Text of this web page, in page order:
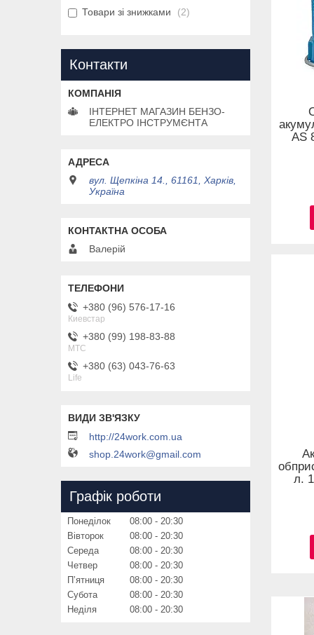
AS
л.
Товари зі знижками
2
Контакти
ІНТЕРНЕТ МАГАЗИН БЕНЗО-
ЕЛЕКТРО ІНСТРУМЄНТА
вул. Щепкіна 14., 61161, Харків,
Україна
Валерій
+380 (96) 576-17-16
Киевстар
+380 (99) 198-83-88
MTC
+380 (63) 043-76-63
Life
http://24work.com.ua
shop.24work@gmail.com
Графік роботи
Понеділок 08:00
20:30
Вівторок
08:00
20:30
Середа
08:00
20:30
Четвер
08:00
20:30
Пʼятниця
08:00
20:30
Субота
08:00
20:30
Неділя
08:00 20:30